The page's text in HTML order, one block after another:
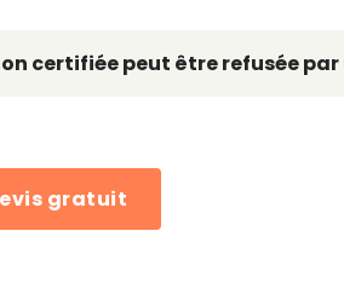
certifiée peut être refusée
gratuit